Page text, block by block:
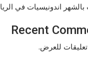
اندونيسيات في الرياض
Recent
تعليقات للعرض.